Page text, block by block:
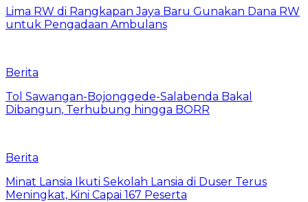
Lima RW di Rangkapan Jaya Baru Gunakan Dana RW
untuk Pengadaan Ambulans
Berita
Tol Sawangan-Bojonggede-Salabenda Bakal
Dibangun, Terhubung hingga BORR
Berita
Minat Lansia Ikuti Sekolah Lansia di Duser Terus
Meningkat, Kini Capai 167 Peserta